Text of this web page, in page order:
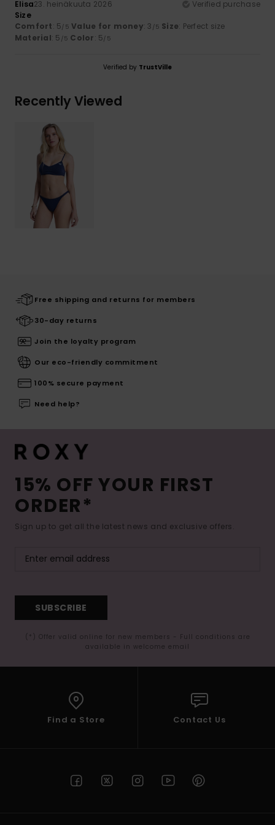
Elisa23. heinäkuuta 2026
Verified purchase
Size
Comfort: 5/5 Value for money: 3 /5 Size: Perfect size
Material: 5 /5 Color: 5/5
Verified by TrustVille
Recently Viewed
Free shipping and returns for members
30-day returns
Join the loyalty program
Our eco-friendly commitment
100% secure payment
Need help?
15% OFF YOUR FIRST
ORDER*
Sign up to get all the latest news and exclusive offers.
SUBSCRIBE
(*) Offer valid online for new members - Full conditions are
available in welcome email
Find a Store Contact Us